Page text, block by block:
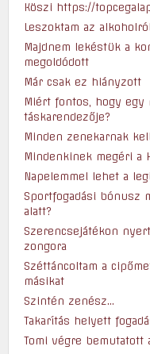
Köszi https://
Leszoktam az
Majdnem lekéstük a
megoldódott
Már csak ez hiányzott
Miért fontos, hogy egy
táskarendezője?
Minden zenekarnak
Mindenkinek megéri a
Napelemmel lehet a
Sportfogadási bónusz
alatt?
Szerencsejátékon
zongora
Széttáncoltam a
másikat
Szintén zenész…
Takarítás helyett
Tomi végre bemutatott